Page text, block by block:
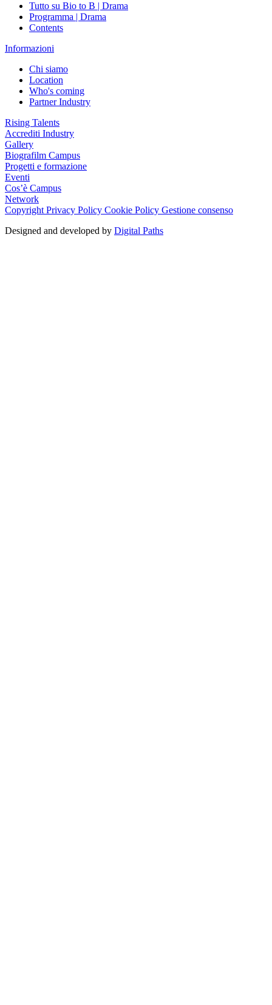
Tutto su Bio to B | Drama
Programma | Drama
Contents
Informazioni
Chi siamo
Location
Who's coming
Partner Industry
Rising Talents
Accrediti Industry
Gallery
Biografilm Campus
Progetti e formazione
Eventi
Cos’è Campus
Network
Copyright Privacy Policy Cookie Policy Gestione consenso
Designed and developed by Digital Paths